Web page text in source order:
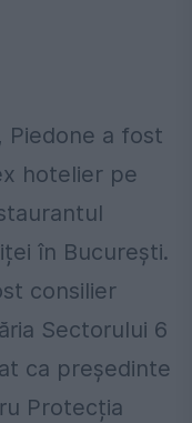
Piedone a fost
hotelier pe
în București.
consilier
Sectorului 6
ca președinte
Protecția